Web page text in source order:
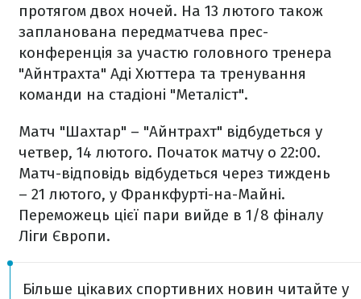
протягом двох ночей. На 13 лютого також
запланована передматчева прес-
конференція за участю головного тренера
"Айнтрахта" Аді Хюттера та тренування
команди на стадіоні "Металіст".
Матч "Шахтар" – "Айнтрахт" відбудеться у
четвер, 14 лютого. Початок матчу о 22:00.
Матч-відповідь відбудеться через тиждень
– 21 лютого, у Франкфурті-на-Майні.
Переможець цієї пари вийде в 1/8 фіналу
Ліги Європи.
Більше цікавих спортивних новин читайте у